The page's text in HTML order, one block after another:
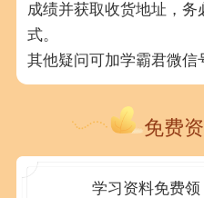
成绩并获取收货地址，
式。
其他疑问可加学霸君微信
免费
学习资料免费